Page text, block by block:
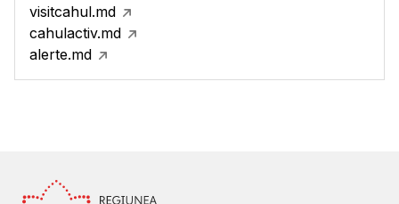
visitcahul.md
cahulactiv.md
alerte.md